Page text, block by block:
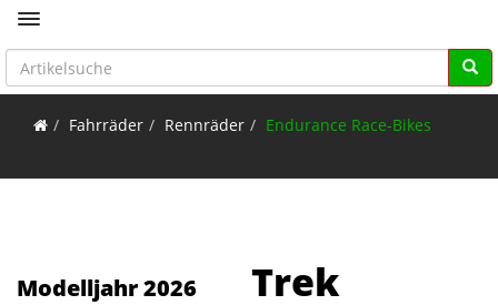
Toggle navigation
Fahrräder Rennräder Endurance Race-Bikes
Modelljahr 2026
Trek